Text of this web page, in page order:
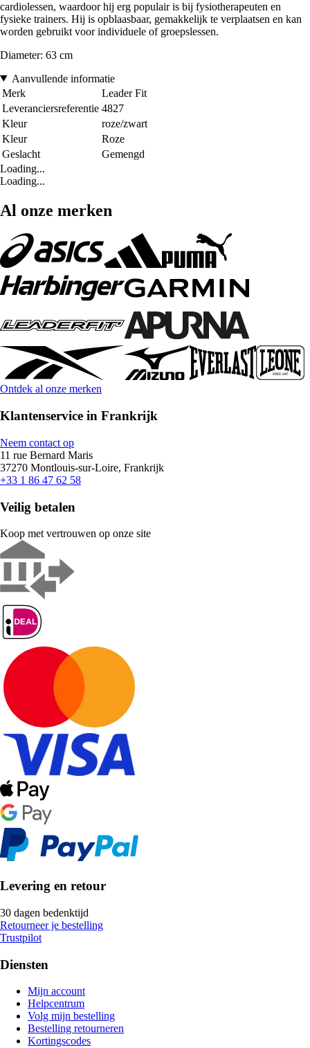
cardiolessen, waardoor hij erg populair is bij fysiotherapeuten en
fysieke trainers. Hij is opblaasbaar, gemakkelijk te verplaatsen en kan
worden gebruikt voor individuele of groepslessen.
Diameter: 63 cm
Aanvullende informatie
Merk
Leader Fit
Leveranciersreferentie 4827
Kleur
roze/zwart
Kleur
Roze
Geslacht
Gemengd
Loading...
Loading...
Al onze merken
Ontdek al onze merken
Klantenservice in Frankrijk
Neem contact op
11 rue Bernard Maris
37270 Montlouis-sur-Loire, Frankrijk
+33 1 86 47 62 58
Veilig betalen
Koop met vertrouwen op onze site
Levering en retour
30 dagen bedenktijd
Retourneer je bestelling
Trustpilot
Diensten
Mijn account
Helpcentrum
Volg mijn bestelling
Bestelling retourneren
Kortingscodes